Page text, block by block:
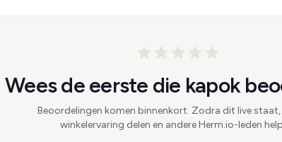
Wees de eerste die kapok
Beoordelingen komen binnenkort. Zodra dit live staat,
winkelervaring delen en andere Herm.io-leden